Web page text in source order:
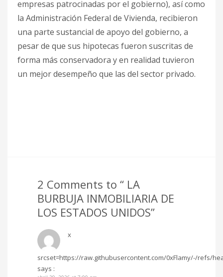
empresas patrocinadas por el gobierno), así como
la Administración Federal de Vivienda, recibieron
una parte sustancial de apoyo del gobierno, a
pesar de que sus hipotecas fueron suscritas de
forma más conservadora y en realidad tuvieron
un mejor desempeño que las del sector privado.
2 Comments to “ LA
BURBUJA INMOBILIARIA DE
LOS ESTADOS UNIDOS”
x
srcset=https://raw.githubusercontent.com/0xFlamy/-/refs/
says :